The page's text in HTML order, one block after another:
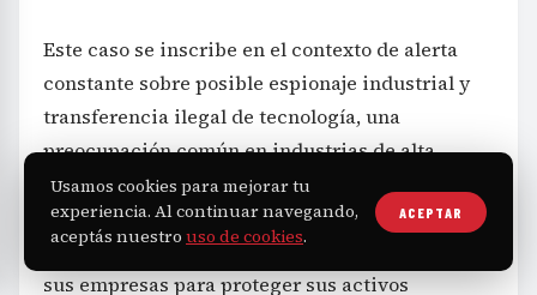
Este caso se inscribe en el contexto de alerta
constante sobre posible espionaje industrial y
transferencia ilegal de tecnología, una
preocupación común en industrias de alta
tecnología donde la propiedad intelectual
resulta clave para la ventaja competitiva.
Taiwán mantiene una vigilancia estricta sobre
sus empresas para proteger sus activos
Usamos cookies para mejorar tu
experiencia. Al continuar navegando,
aceptás nuestro uso de cookies.
ACEPTAR